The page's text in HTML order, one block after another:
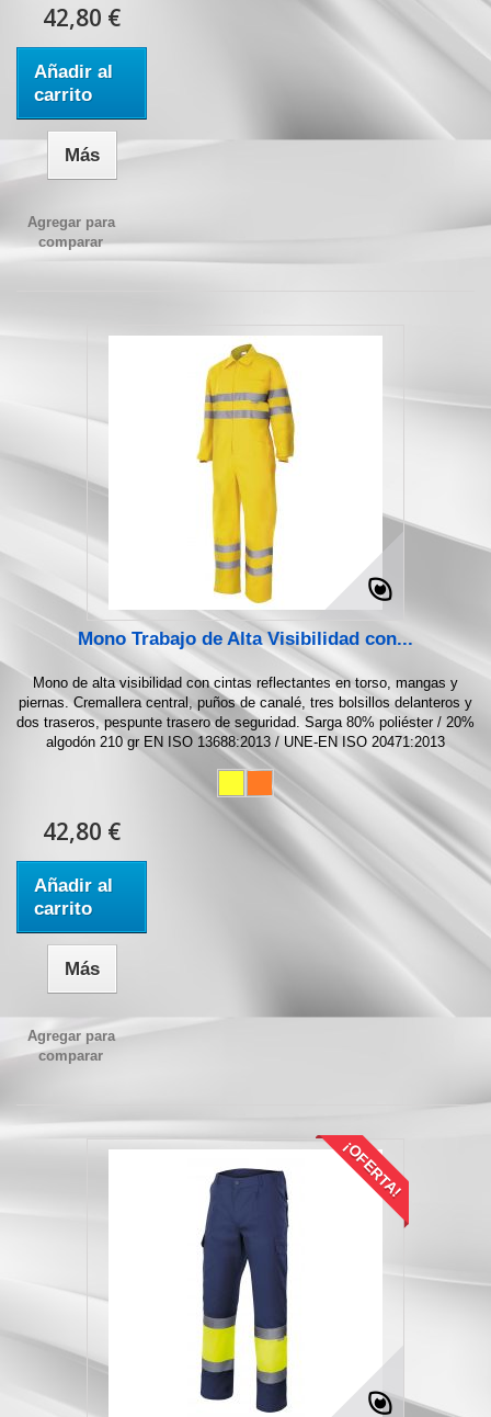
42,80 €
Añadir al
carrito
Más
Agregar para
comparar
Mono Trabajo de Alta Visibilidad con...
Mono de alta visibilidad con cintas reflectantes en torso, mangas y
piernas. Cremallera central, puños de canalé, tres bolsillos delanteros y
dos traseros, pespunte trasero de seguridad. Sarga 80% poliéster / 20%
algodón 210 gr EN ISO 13688:2013 / UNE-EN ISO 20471:2013
42,80 €
Añadir al
carrito
Más
Agregar para
comparar
¡OFERTA!